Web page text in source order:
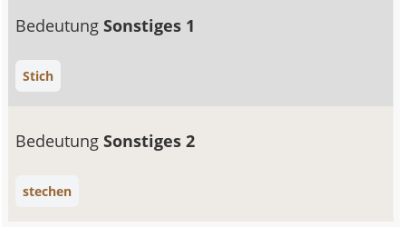
BedeutungSonstiges 1
Stich
BedeutungSonstiges 2
stechen